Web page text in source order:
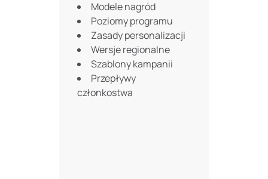
Modele nagród
Poziomy programu
Zasady personalizacji
Wersje regionalne
Szablony kampanii
Przepływy
członkostwa